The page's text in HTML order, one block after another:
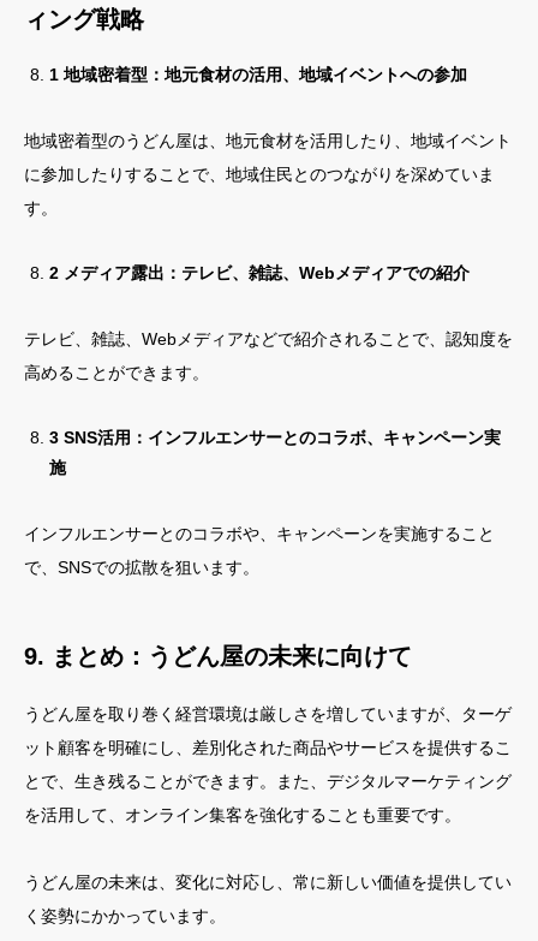
ィング戦略
1 地域密着型：地元食材の活用、地域イベントへの参加
地域密着型のうどん屋は、地元食材を活用したり、地域イベント
に参加したりすることで、地域住民とのつながりを深めていま
す。
2 メディア露出：テレビ、雑誌、Webメディアでの紹介
テレビ、雑誌、Webメディアなどで紹介されることで、認知度を
高めることができます。
3 SNS活用：インフルエンサーとのコラボ、キャンペーン実
施
インフルエンサーとのコラボや、キャンペーンを実施すること
で、SNSでの拡散を狙います。
9. まとめ：うどん屋の未来に向けて
うどん屋を取り巻く経営環境は厳しさを増していますが、ターゲ
ット顧客を明確にし、差別化された商品やサービスを提供するこ
とで、生き残ることができます。また、デジタルマーケティング
を活用して、オンライン集客を強化することも重要です。
うどん屋の未来は、変化に対応し、常に新しい価値を提供してい
く姿勢にかかっています。